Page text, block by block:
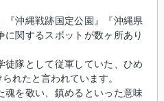
『沖縄戦跡国定公園』『沖縄県
関するスポットが数ヶ所あり
徒隊として従軍していた、ひめ
れたと言われています。
魂を敬い、鎮めるといった意味